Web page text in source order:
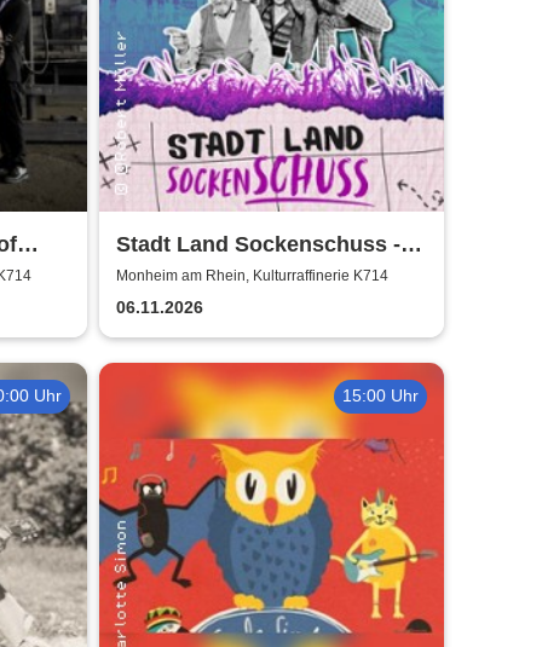
Stadt Land Sockenschuss -
Kabarett-Theater Distel
Monheim am Rhein, Kulturraffinerie K714
06.11.2026
Uhr 15:00 Uhr